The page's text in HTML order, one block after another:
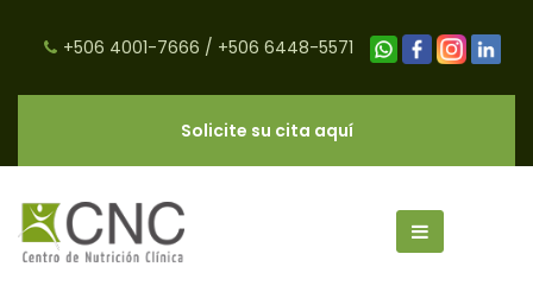
+506 4001-7666 / +506 6448-5571
Solicite su cita aquí